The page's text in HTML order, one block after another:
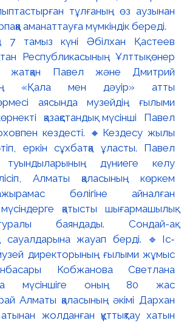
тамыз күні Әбілхан Қастеев
Республикасының Ұлттық өнер
жатқан Павел және Дмитрий
«Қала мен дәуір» атты
аясында музейдің ғылыми
қазақстандық мүсінші Павел
кездесті. 🔸Кездесу жылы
еркін сұхбатқа ұласты. Павел
дүниеге келу
Алматы қаласының көркем
бөлігіне айналған
қатысты шығармашылық
баяндады. Сондай-ақ
сауалдарына жауап берді. 🔹Іс-
директорының ғылыми жұмыс
Кобжанова Светлана
мүсіншіге оның 80 жас
Алматы қаласының әкімі Дархан
жолданған құттықтау хатын